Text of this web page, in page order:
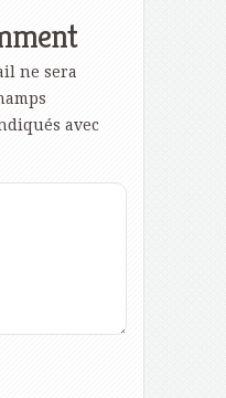
ne sera
avec